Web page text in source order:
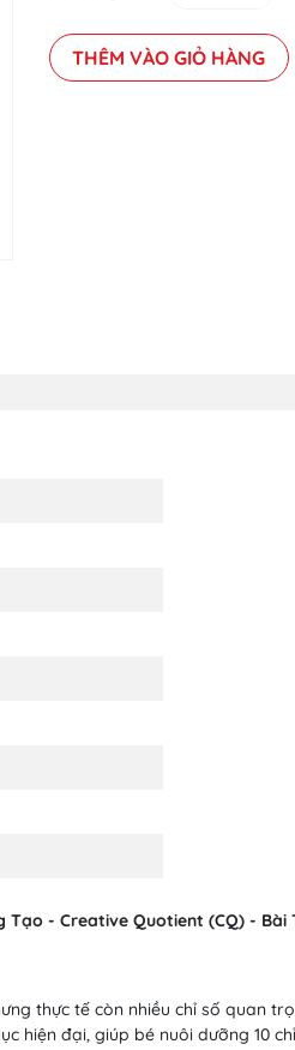
THÊM VÀO GIỎ HÀNG
Tạo - Creative Quotient (CQ) -
thực tế còn nhiều chỉ số quan
hiện đại, giúp bé nuôi dưỡng 10